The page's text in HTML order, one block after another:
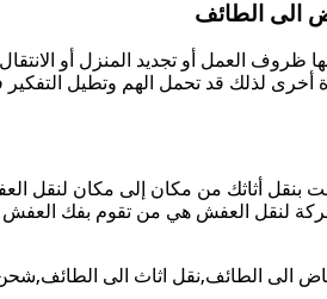
الى الطائف
العمل أو تجديد المنزل أو
لذلك قد تحمل الهم وتطيل
أثاثك من مكان إلى مكان لنقل
لنقل العفش هي من تقوم بفك العفش
الى الطائف,نقل اثاث الى